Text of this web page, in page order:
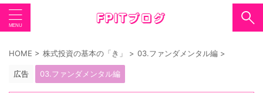
HOME > 株式投資の基本の「き」 > 03.ファンダメンタル編 >
広告 03.ファンダメンタル編